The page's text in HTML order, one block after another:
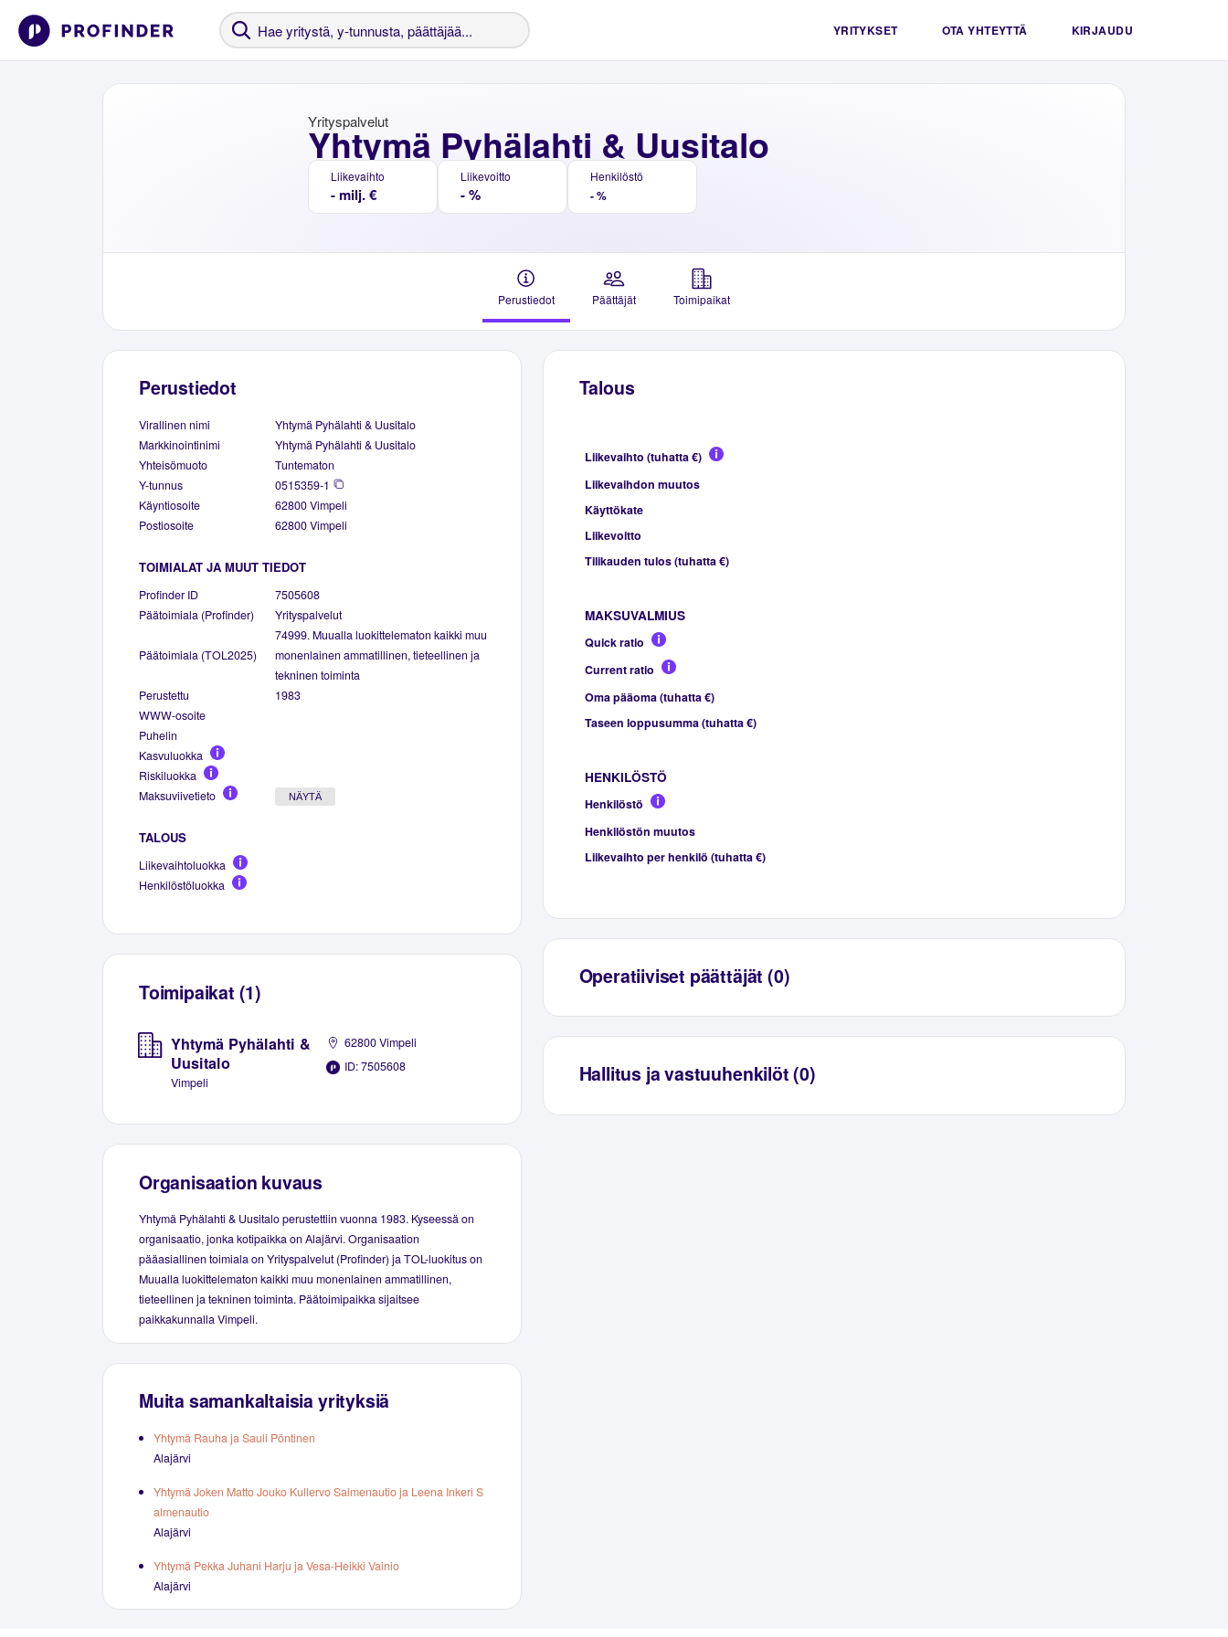
YRITYKSET OTA YHTEYTTÄ KIRJAUDU
Yhtymä Pyhälahti & Uusitalo
Yrityspalvelut
Liikevaihto
- milj. €
Liikevoitto
- %
Henkilöstö
- %
Perustiedot Päättäjät Toimipaikat
Perustiedot
Virallinen nimi
Yhtymä Pyhälahti & Uusitalo
Markkinointinimi
Yhtymä Pyhälahti & Uusitalo
Yhteisömuoto
Tuntematon
Y-tunnus
0515359-1
Käyntiosoite
62800 Vimpeli
Postiosoite
62800 Vimpeli
TOIMIALAT JA MUUT TIEDOT
Profinder ID
7505608
Päätoimiala (Profinder)
Yrityspalvelut
Päätoimiala (TOL2025)
74999. Muualla luokittelematon kaikki muu
monenlainen ammatillinen, tieteellinen ja
tekninen toiminta
Perustettu
1983
WWW-osoite
Puhelin
Kasvuluokka
Riskiluokka
Maksuviivetieto
NÄYTÄ
TALOUS
Liikevaihtoluokka
Henkilöstöluokka
Toimipaikat (1)
Yhtymä Pyhälahti &
Uusitalo
Vimpeli
62800 Vimpeli
ID: 7505608
Organisaation kuvaus
Yhtymä Pyhälahti & Uusitalo perustettiin vuonna 1983. Kyseessä on
organisaatio, jonka kotipaikka on Alajärvi. Organisaation
pääasiallinen toimiala on Yrityspalvelut (Profinder) ja TOL-luokitus on
Muualla luokittelematon kaikki muu monenlainen ammatillinen,
tieteellinen ja tekninen toiminta. Päätoimipaikka sijaitsee
paikkakunnalla Vimpeli.
Muita samankaltaisia yrityksiä
Yhtymä Rauha ja Sauli Pöntinen
Alajärvi
Yhtymä Joken Matto Jouko Kullervo Salmenautio ja Leena Inkeri S
almenautio
Alajärvi
Yhtymä Pekka Juhani Harju ja Vesa-Heikki Vainio
Alajärvi
Talous
Liikevaihto (tuhatta €)
Liikevaihdon muutos
Käyttökate
Liikevoitto
Tilikauden tulos (tuhatta €)
MAKSUVALMIUS
Quick ratio
Current ratio
Oma pääoma (tuhatta €)
Taseen loppusumma (tuhatta €)
HENKILÖSTÖ
Henkilöstö
Henkilöstön muutos
Liikevaihto per henkilö (tuhatta €)
Operatiiviset päättäjät (0)
Hallitus ja vastuuhenkilöt (0)